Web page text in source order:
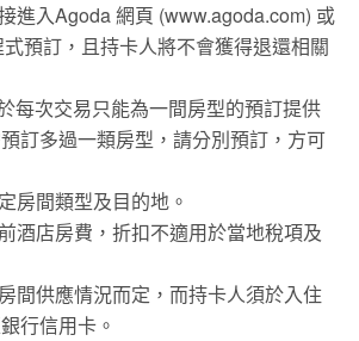
進入Agoda 網頁 (www.agoda.com) 或
預訂，且持卡人將不會獲得退還相關
每次交易只能為一間房型的預訂提供
訂多過一類房型，請分別預訂，方可
房間類型及目的地。
酒店房費，折扣不適用於當地稅項及
間供應情況而定，而持卡人須於入住
行信用卡。